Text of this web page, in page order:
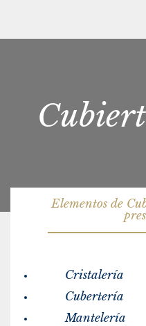
Elementos de
Cristalería
Cubertería
Mantelería